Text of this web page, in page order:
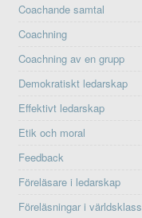
Coachande samtal
Coachning
Coachning av en grupp
Demokratiskt ledarskap
Effektivt ledarskap
Etik och moral
Feedback
Föreläsare i ledarskap
Föreläsningar i världsklass